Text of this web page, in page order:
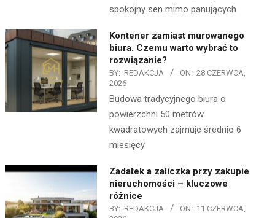
spokojny sen mimo panujących
Kontener zamiast murowanego
biura. Czemu warto wybrać to
rozwiązanie?
BY: REDAKCJA ON: 28 CZERWCA,
2026
Budowa tradycyjnego biura o
powierzchni 50 metrów
kwadratowych zajmuje średnio 6
miesięcy
Zadatek a zaliczka przy zakupie
nieruchomości – kluczowe
różnice
BY: REDAKCJA ON: 11 CZERWCA,